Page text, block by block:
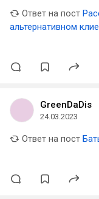
Ответ на пост
альтернативном
GreenDaDis
24.03.2023
Ответ на пост